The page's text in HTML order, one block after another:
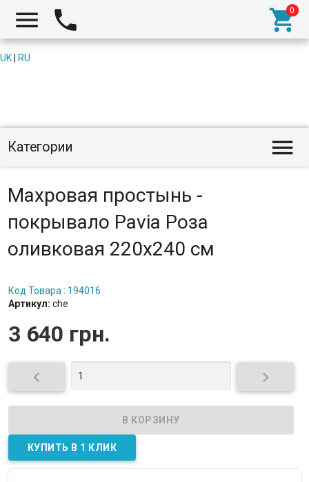
  
UK RU
Категории 
Махровая простынь -
покрывало Pavia Роза
оливковая 220x240 см
Код Товара : 194016
Артикул: che
3 640 грн.
 